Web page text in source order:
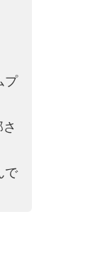
プ
さ
で